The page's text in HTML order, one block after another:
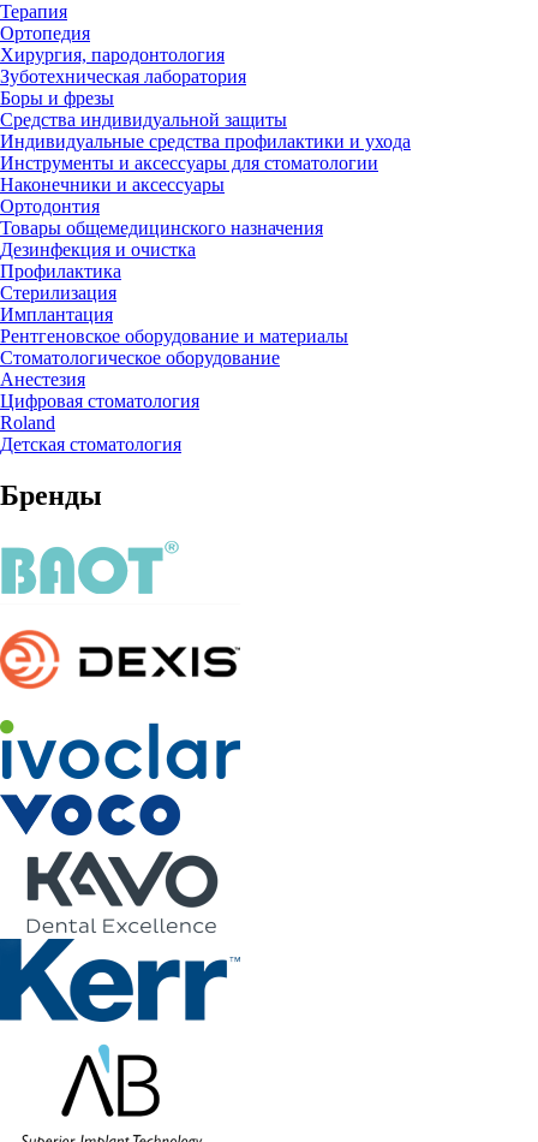
Терапия
Ортопедия
Хирургия, пародонтология
Зуботехническая лаборатория
Боры и фрезы
Средства индивидуальной защиты
Индивидуальные средства профилактики и ухода
Инструменты и аксессуары для стоматологии
Наконечники и аксессуары
Ортодонтия
Товары общемедицинского назначения
Дезинфекция и очистка
Профилактика
Стерилизация
Имплантация
Рентгеновское оборудование и материалы
Стоматологическое оборудование
Анестезия
Цифровая стоматология
Roland
Детская стоматология
Бренды